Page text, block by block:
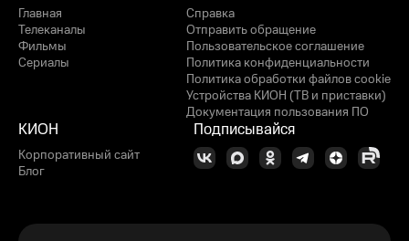
Главная
Телеканалы
Фильмы
Сериалы
Справка
Отправить обращение
Пользовательское соглашение
Политика конфиденциальности
Политика обработки файлов cookie
Устройства КИОН (ТВ и приставки)
Документация пользования ПО
КИОН
Корпоративный сайт
Блог
Подписывайся